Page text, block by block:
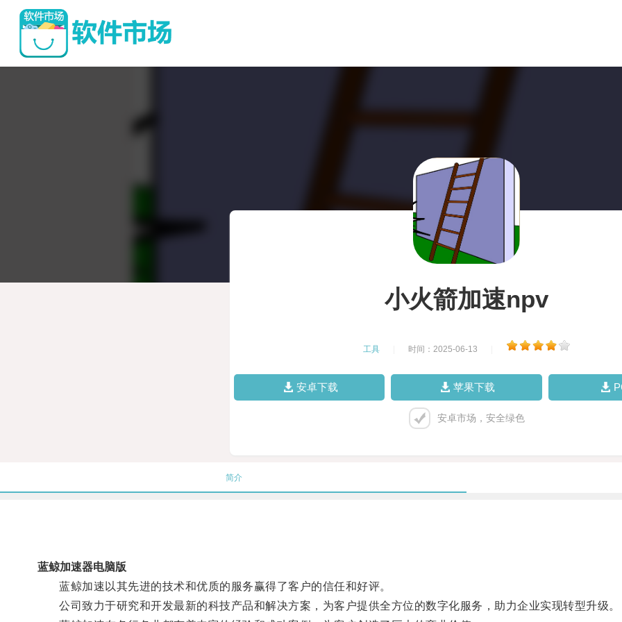
小火箭加速npv
工具 时间：2025-06-13
安卓下载 苹果下载
安卓市场，安全绿色
简介
蓝鲸加速器电脑版
蓝鲸加速以其先进的技术和优质的服务赢得了客户的信任和好评。
公司致力于研究和开发最新的科技产品和解决方案，为客户提供全方位的数字化服务，助力企业实现转型升级。